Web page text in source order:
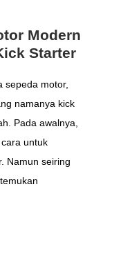
Modern
Starter
sepeda motor,
namanya kick
Pada awalnya,
untuk
Namun seiring